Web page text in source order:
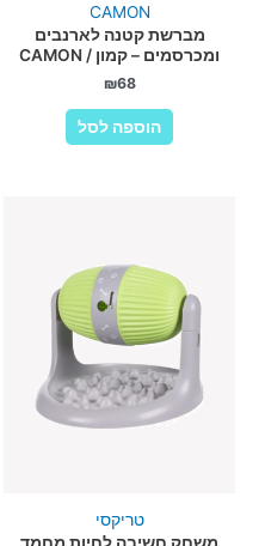
CAMON
מברשת קטנה לארנבים
ומכרסמים – קמון / CAMON
₪68
הוספה לסל
טריקסי
משחק חשיבה לחיות מחמד